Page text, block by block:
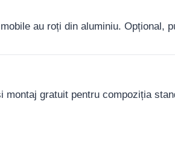
au roți din aluminiu. Opțional,
gratuit pentru compoziția